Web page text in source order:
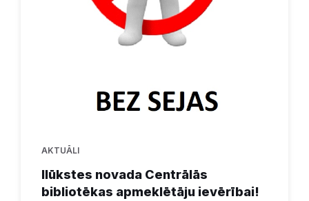
AKTUĀLI
Ilūkstes novada Centrālās
bibliotēkas apmeklētāju ievērībai!